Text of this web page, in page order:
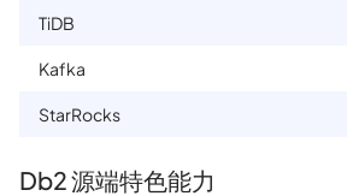
TiDB
Kafka
StarRocks
Db2 源端特色能力